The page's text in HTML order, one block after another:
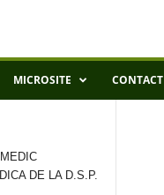
MICROSITE CONTACT
DE LA D.S.P.